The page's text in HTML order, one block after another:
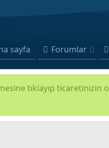
sayfa Forumlar
tıklayıp ticaretinizin